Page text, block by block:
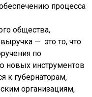
процесса
общества,
— это то, что
по
новых инструментов
к губернаторам,
организациям,